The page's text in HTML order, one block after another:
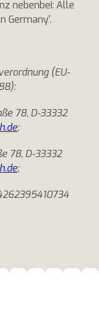
nebenbei: Alle
Germany'.
(EU-
78, D-33332
;
78, D-33332
;